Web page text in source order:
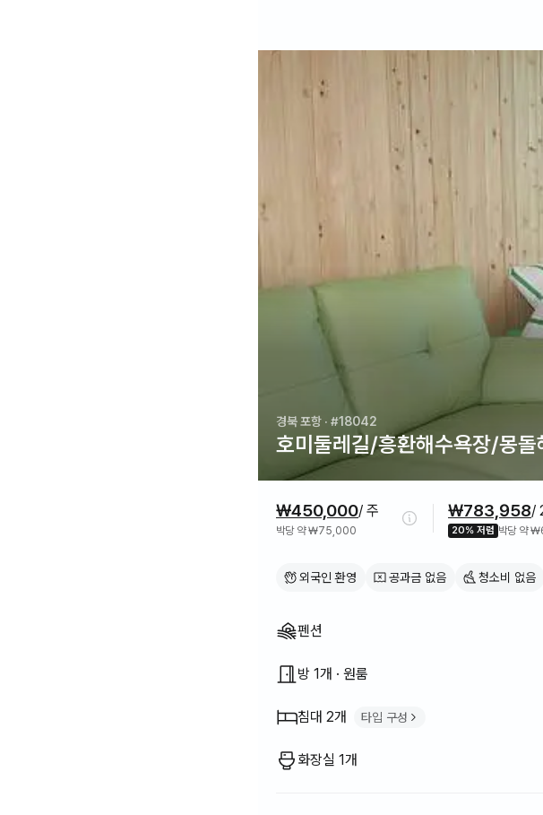
경북 포항 · #18042
호미둘레길/흥환해수욕장/몽
₩450,000/ 주
박당 약 ₩75,000
₩783,958/
20% 저렴 박당 약
외국인 환영 공과금 없음 청소비 없음
집 구조
펜션
방 1개 · 원룸
침대 2개 타입 구성
화장실 1개